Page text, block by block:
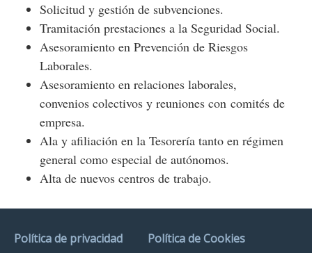
Solicitud y gestión de subvenciones.
Tramitación prestaciones a la Seguridad Social.
Asesoramiento en Prevención de Riesgos
Laborales.
Asesoramiento en relaciones laborales,
convenios colectivos y reuniones con comités de
empresa.
Ala y afiliación en la Tesorería tanto en régimen
general como especial de autónomos.
Alta de nuevos centros de trabajo.
Política de privacidad Política de Cookies